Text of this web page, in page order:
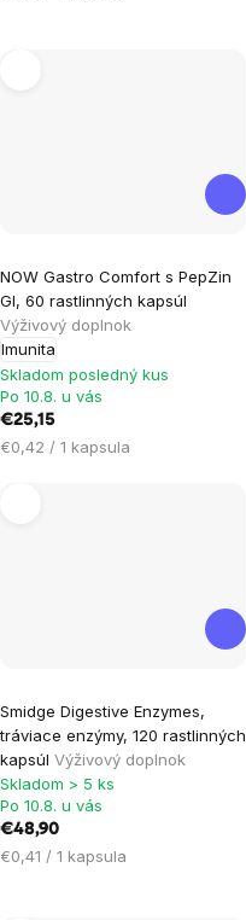
NOW Gastro Comfort s PepZin
GI, 60 rastlinných kapsúl
Výživový doplnok
Imunita
hodnotenie
produktu
je
5,0
z
5
hviezdičiek.
Skladom posledný kus
Po 10.8. u vás
€25,15
Jednotková
€0,42 / 1 kapsula
Smidge Digestive Enzymes,
tráviace enzýmy, 120 rastlinných
kapsúl Výživový doplnok
Skladom > 5 ks
Po 10.8. u vás
€48,90
Jednotková
€0,41 / 1 kapsula